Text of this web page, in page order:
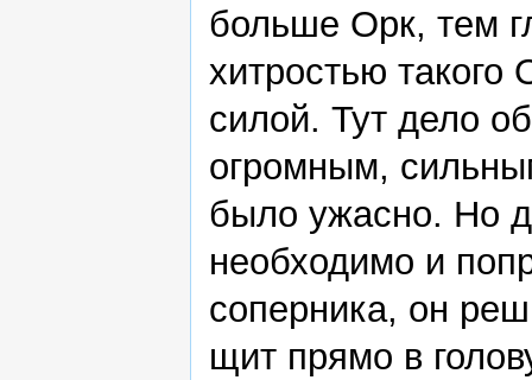
больше Орк, тем
хитростью
силой. Тут дело
огромным,
было ужасно. Но
необходимо и
соперника, он
щит прямо в